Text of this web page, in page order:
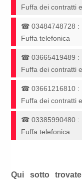
Fuffa dei contratti
☎03484748728 :
Fuffa telefonica
☎03665419489 :
Fuffa dei contratti
☎03661216810 :
Fuffa dei contratti
☎03385990480 :
Fuffa telefonica
Qui sotto